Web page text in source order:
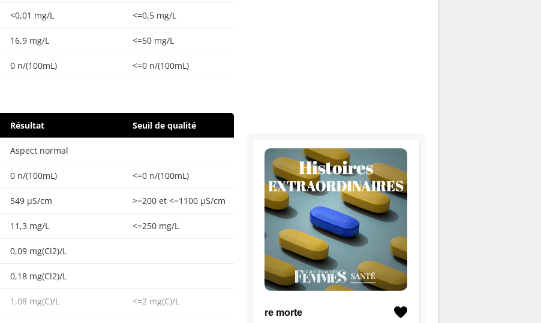
<0,01 mg/L <=0,5 mg/L
16,9 mg/L <=50 mg/L
0 n/(100mL) <=0 n/(100mL)
Résultat Seuil de qualité
Aspect normal
0 n/(100mL) <=0 n/(100mL)
549 µS/cm >=200 et <=1100 µS/cm
11,3 mg/L <=250 mg/L
0,09 mg(Cl2)/L
0,18 mg(Cl2)/L
1,08 mg(C)/L <=2 mg(C)/L